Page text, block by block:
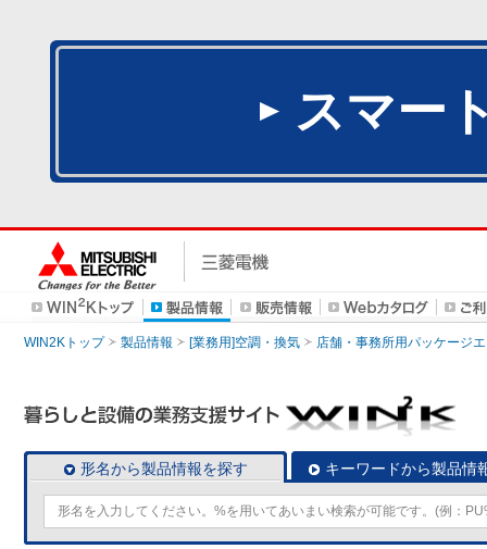
スマー
WIN2Kトップ 製品情報 [業務用]空調・換気 店舗・事務所用パッケージ
形名から製品情報を探す キーワードから製品情